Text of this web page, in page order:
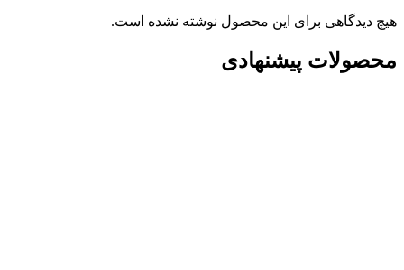
هیچ دیدگاهی برای این محصول نوشته نشده است.
محصولات پیشنهادی